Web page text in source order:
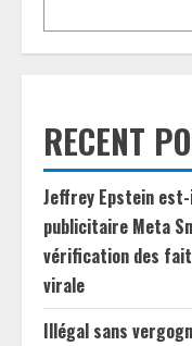
RECENT
Jeffrey Epstein
publicitaire Meta
vérification des
virale
Illégal sans